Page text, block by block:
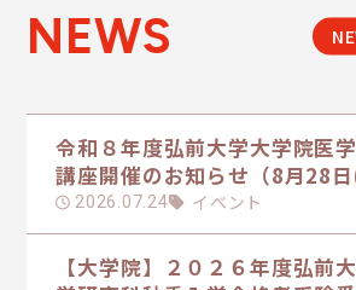
NEWS
令和８年度弘前大学大学院医
講座開催のお知らせ（8月28日
2026.07.24 イベント
【大学院】２０２６年度弘前